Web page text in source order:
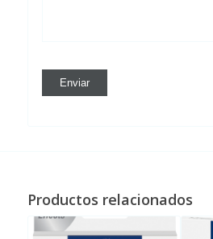
Productos relacionados